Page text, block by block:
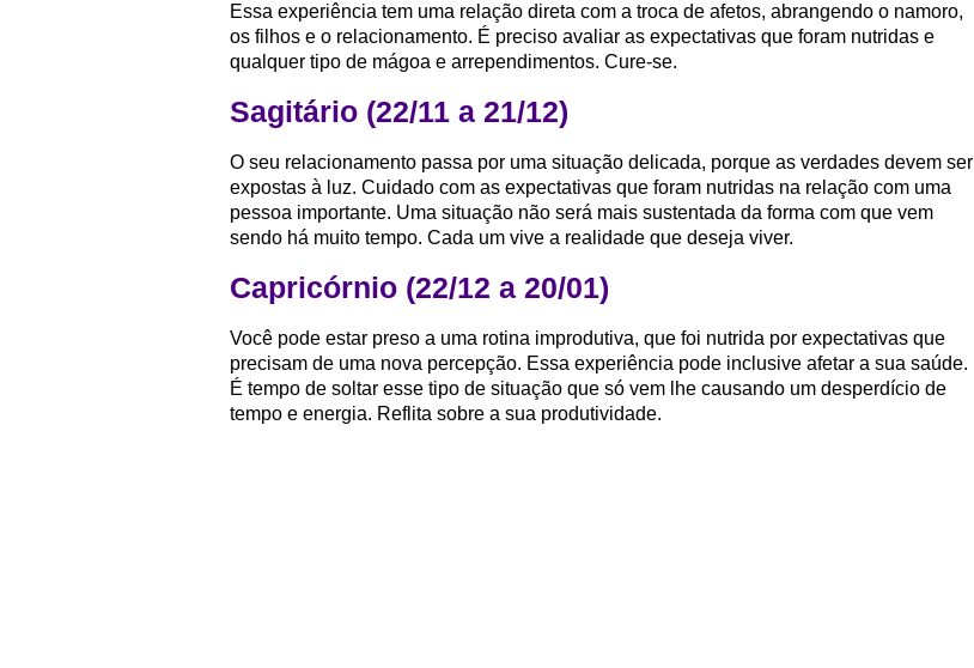
Essa experiência tem uma relação direta com a troca de afetos, abrangendo o namoro,
os filhos e o relacionamento. É preciso avaliar as expectativas que foram nutridas e
qualquer tipo de mágoa e arrependimentos. Cure-se.
Sagitário (22/11 a 21/12)
O seu relacionamento passa por uma situação delicada, porque as verdades devem ser
expostas à luz. Cuidado com as expectativas que foram nutridas na relação com uma
pessoa importante. Uma situação não será mais sustentada da forma com que vem
sendo há muito tempo. Cada um vive a realidade que deseja viver.
Capricórnio (22/12 a 20/01)
Você pode estar preso a uma rotina improdutiva, que foi nutrida por expectativas que
precisam de uma nova percepção. Essa experiência pode inclusive afetar a sua saúde.
É tempo de soltar esse tipo de situação que só vem lhe causando um desperdício de
tempo e energia. Reflita sobre a sua produtividade.